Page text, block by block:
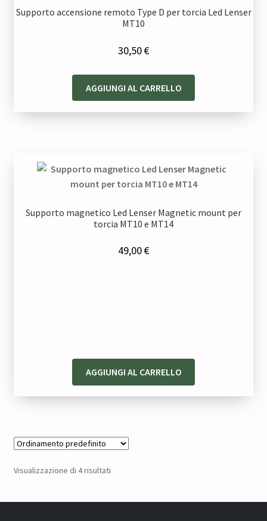
Supporto accensione remoto Type D per torcia Led Lenser
MT10
30,50€
AGGIUNGI AL CARRELLO
Supporto magnetico Led Lenser Magnetic mount per
torcia MT10 e MT14
49,00€
AGGIUNGI AL CARRELLO
Visualizzazione di 4 risultati